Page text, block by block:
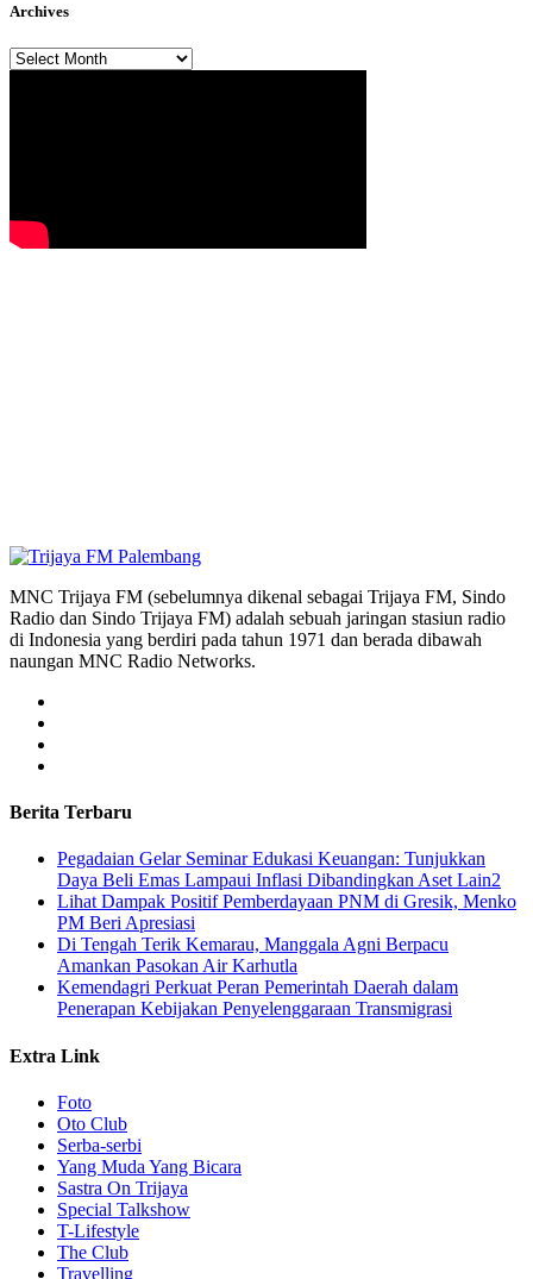
Archives
Archives
MNC Trijaya FM (sebelumnya dikenal sebagai Trijaya FM, Sindo
Radio dan Sindo Trijaya FM) adalah sebuah jaringan stasiun radio
di Indonesia yang berdiri pada tahun 1971 dan berada dibawah
naungan MNC Radio Networks.
Berita Terbaru
Pegadaian Gelar Seminar Edukasi Keuangan: Tunjukkan
Daya Beli Emas Lampaui Inflasi Dibandingkan Aset Lain2
Lihat Dampak Positif Pemberdayaan PNM di Gresik, Menko
PM Beri Apresiasi
​Di Tengah Terik Kemarau, Manggala Agni Berpacu
Amankan Pasokan Air Karhutla
Kemendagri Perkuat Peran Pemerintah Daerah dalam
Penerapan Kebijakan Penyelenggaraan Transmigrasi
Extra Link
Foto
Oto Club
Serba-serbi
Yang Muda Yang Bicara
Sastra On Trijaya
Special Talkshow
T-Lifestyle
The Club
Travelling